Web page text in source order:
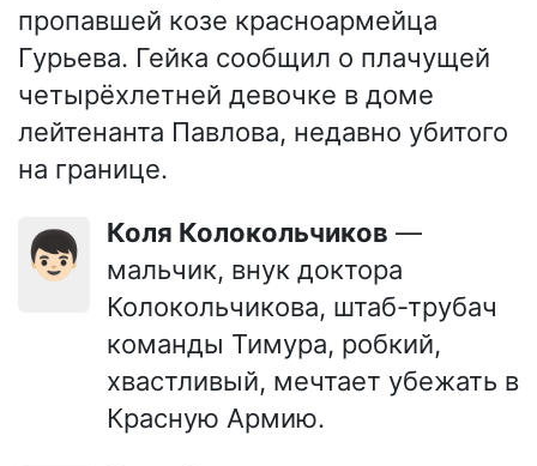
пропавшей козе красноармейца
Гурьева. Гейка сообщил о плачущей
четырёхлетней девочке в доме
лейтенанта Павлова, недавно убитого
на границе.
👦🏻 Коля Колокольчиков —
мальчик, внук доктора
Колокольчикова, штаб-трубач
команды Тимура, робкий,
хвастливый, мечтает убежать в
Красную Армию.